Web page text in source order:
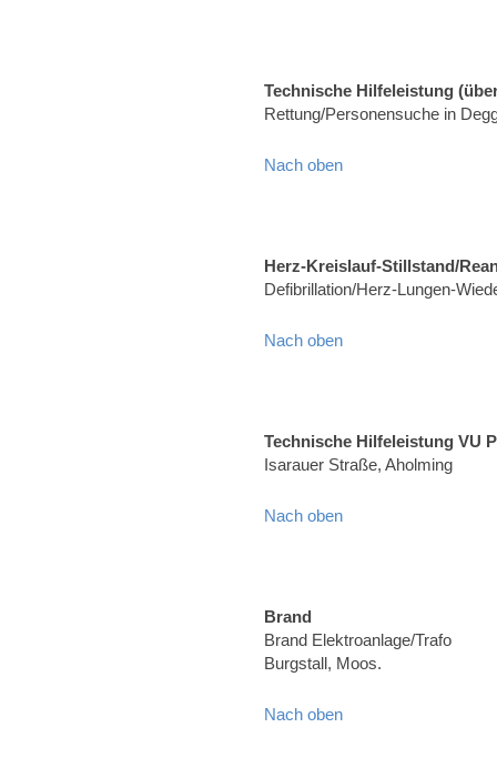
Technische Hilfeleistung
Rettung/Personensuche in
Nach oben
Herz-Kreislauf-Stillstand/
Defibrillation/Herz-Lungen-
Nach oben
Technische Hilfeleistung VU
Isarauer Straße, Aholming
Nach oben
Brand
Brand Elektroanlage/Trafo
Burgstall, Moos.
Nach oben